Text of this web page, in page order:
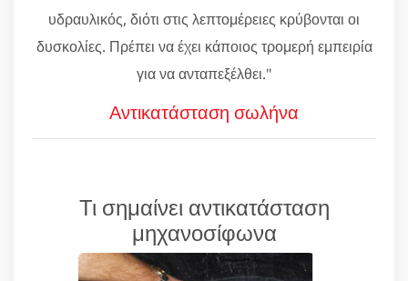
υδραυλικός, διότι στις λεπτομέρειες κρύβονται οι
δυσκολίες. Πρέπει να έχει κάποιος τρομερή εμπειρία
για να ανταπεξέλθει."
Αντικατάσταση σωλήνα
Τι σημαίνει αντικατάσταση
μηχανοσίφωνα